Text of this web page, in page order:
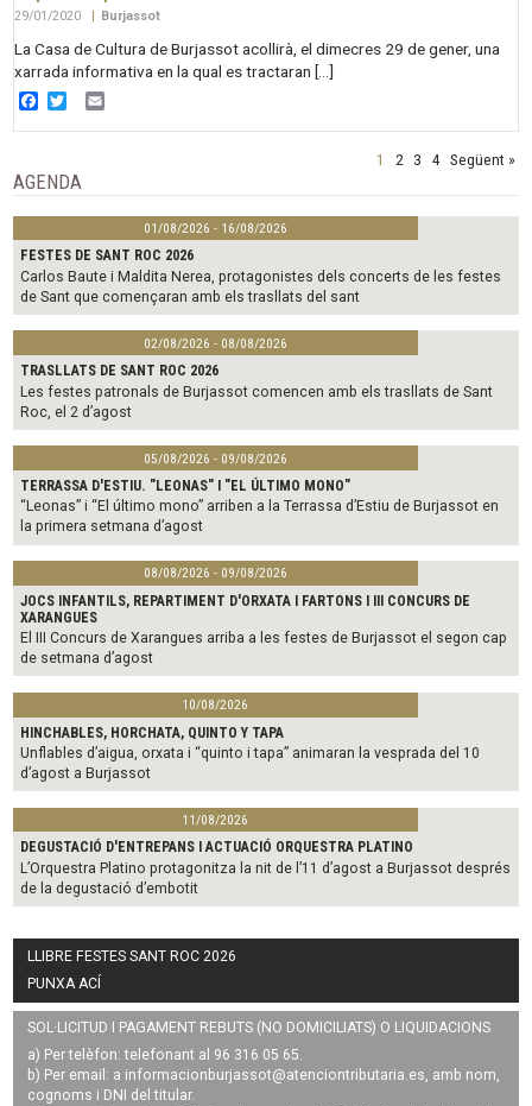
29/01/2020 | Burjassot
La Casa de Cultura de Burjassot acollirà, el dimecres 29 de gener, una
xarrada informativa en la qual es tractaran […]
Facebook
Twitter
1 2 3 4 Següent »
AGENDA
01/08/2026 - 16/08/2026
FESTES DE SANT ROC 2026
Carlos Baute i Maldita Nerea, protagonistes dels concerts de les festes
de Sant que començaran amb els trasllats del sant
02/08/2026 - 08/08/2026
TRASLLATS DE SANT ROC 2026
Les festes patronals de Burjassot comencen amb els trasllats de Sant
Roc, el 2 d’agost
05/08/2026 - 09/08/2026
TERRASSA D'ESTIU. "LEONAS" I "EL ÚLTIMO MONO"
“Leonas” i “El último mono” arriben a la Terrassa d’Estiu de Burjassot en
la primera setmana d’agost
08/08/2026 - 09/08/2026
JOCS INFANTILS, REPARTIMENT D'ORXATA I FARTONS I III CONCURS DE
XARANGUES
El III Concurs de Xarangues arriba a les festes de Burjassot el segon cap
de setmana d’agost
10/08/2026
HINCHABLES, HORCHATA, QUINTO Y TAPA
Unflables d’aigua, orxata i “quinto i tapa” animaran la vesprada del 10
d’agost a Burjassot
11/08/2026
DEGUSTACIÓ D'ENTREPANS I ACTUACIÓ ORQUESTRA PLATINO
L’Orquestra Platino protagonitza la nit de l’11 d’agost a Burjassot després
de la degustació d’embotit
LLIBRE FESTES SANT ROC 2026
PUNXA ACÍ
SOL·LICITUD I PAGAMENT REBUTS (NO DOMICILIATS) O LIQUIDACIONS
a) Per telèfon: telefonant al 96 316 05 65.
b) Per email: a informacionburjassot@atenciontributaria.es, amb nom,
cognoms i DNI del titular.